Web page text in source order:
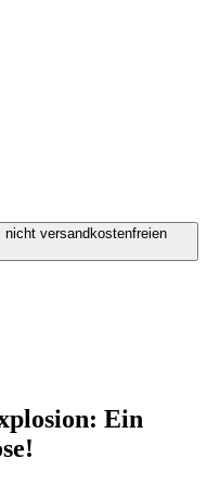
versandkostenfreien
Ein